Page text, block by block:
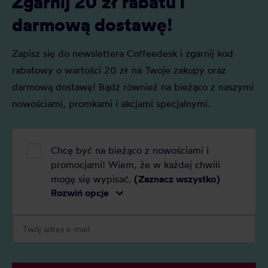
darmową dostawę!
Zapisz się do newslettera Coffeedesk i zgarnij kod
rabatowy o wartości 20 zł na Twoje zakupy oraz
darmową dostawę! Bądź również na bieżąco z naszymi
nowościami, promkami i akcjami specjalnymi.
Chcę być na bieżąco z nowościami i
promocjami! Wiem, że w każdej chwili
mogę się wypisać. (Zaznacz wszystko)
Rozwiń opcje